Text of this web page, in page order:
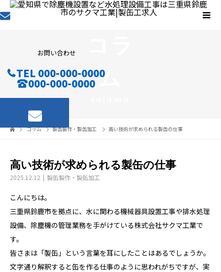
お問い合わせ
TEL 000-000-0000
000-000-0000 ム
コラム 製缶製作・製缶加工 高い技術が求められる製缶の仕事
高い技術が求められる製缶の仕事
2025.12.12 製缶製作・製缶加工
こんにちは。
三重県鈴鹿市を拠点に、水に関わる機械器具設置工事や排水処理
設備、除塵機の管理業務を手がけている株式会社サクマ工業で
す。
皆さまは「製缶」という言葉を耳にしたことはあるでしょうか。
文字通り解釈すると缶を作る仕事のように思われがちですが、実